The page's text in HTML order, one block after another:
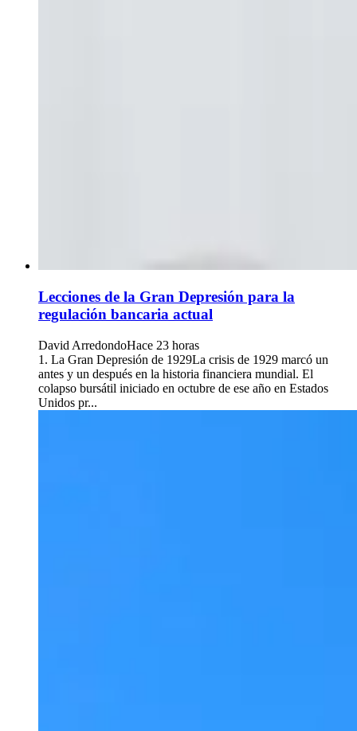
Lecciones de la Gran Depresión para la
regulación bancaria actual
David ArredondoHace 23 horas
1. La Gran Depresión de 1929La crisis de 1929 marcó un
antes y un después en la historia financiera mundial. El
colapso bursátil iniciado en octubre de ese año en Estados
Unidos pr...